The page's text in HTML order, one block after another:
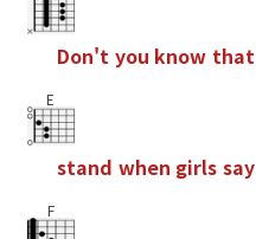
Don't you know that
E
stand when girls say
F